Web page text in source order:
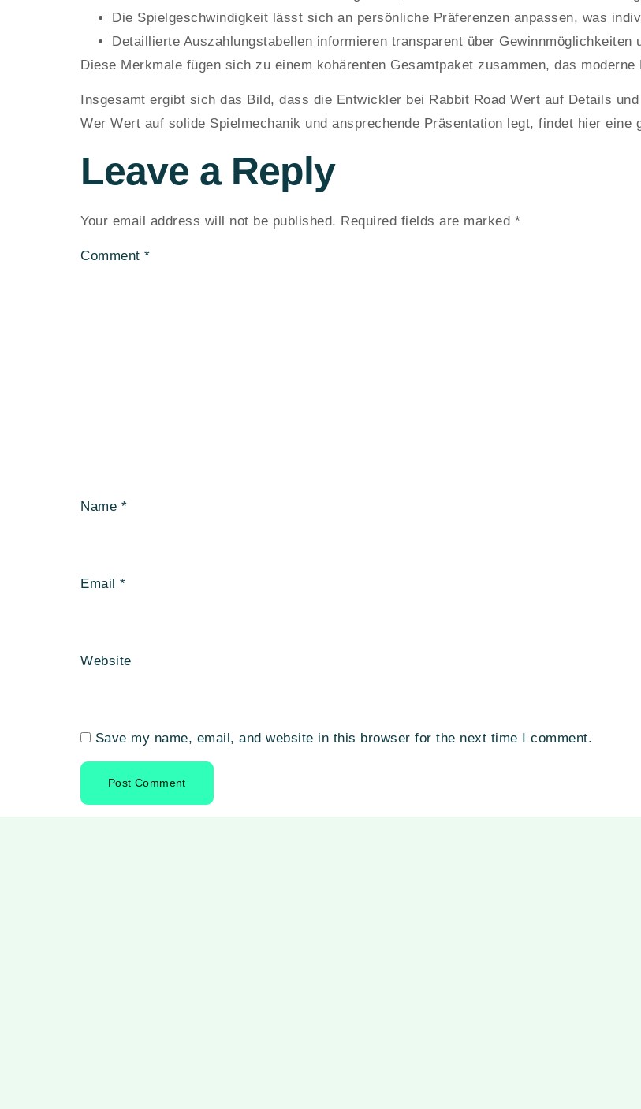
Die Spielgeschwindigkeit lässt sich an persönliche Präferenzen anpassen, was
Detaillierte Auszahlungstabellen informieren transparent über Gewinnmöglichkeiten
Diese Merkmale fügen sich zu einem kohärenten Gesamtpaket zusammen, das
Insgesamt ergibt sich das Bild, dass die Entwickler bei Rabbit Road Wert auf Details
Wer Wert auf solide Spielmechanik und ansprechende Präsentation legt, findet hier eine
Leave a Reply
Your email address will not be published. Required fields are marked *
Comment *
Name *
Email *
Website
Save my name, email, and website in this browser for the next time I comment.